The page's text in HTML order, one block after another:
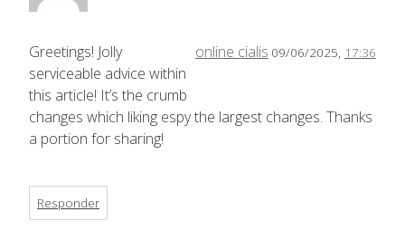
online cialis 09/06/2025, 17:36
Greetings! Jolly
serviceable advice within
this article! It’s the crumb
changes which liking espy the largest changes. Thanks
a portion for sharing!
Responder